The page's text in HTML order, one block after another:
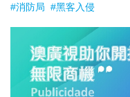
#消防局 #黑客入侵